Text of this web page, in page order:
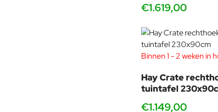
€1.619,00
Binnen 1 - 2 weken in
Hay Crate
tuintafel
€1.149,00